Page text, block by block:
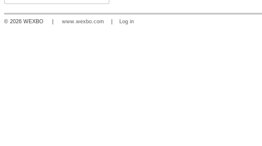
© 2026 WEXBO | www.wexbo.com Log in